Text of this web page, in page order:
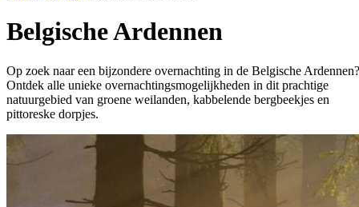
Belgische Ardennen
Op zoek naar een bijzondere overnachting in de Belgische Ardennen?
Ontdek alle unieke overnachtingsmogelijkheden in dit prachtige
natuurgebied van groene weilanden, kabbelende bergbeekjes en
pittoreske dorpjes.